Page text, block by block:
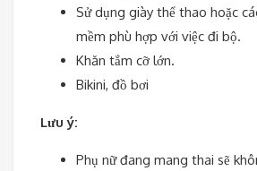
Sử dụng giày thể thao hoặc
mềm phù hợp với việc đi bộ.
Khăn tắm cỡ lớn.
Bikini, đồ bơi
Lưu ý:
Phụ nữ đang mang thai sẽ